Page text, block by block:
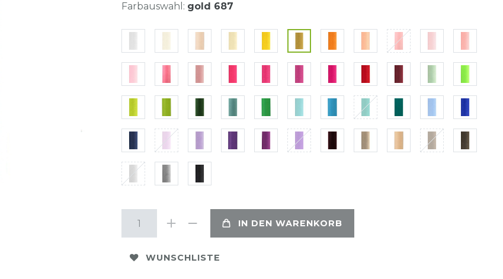
Farbauswahl: gold 687
IN DEN WARENKORB
WUNSCHLISTE